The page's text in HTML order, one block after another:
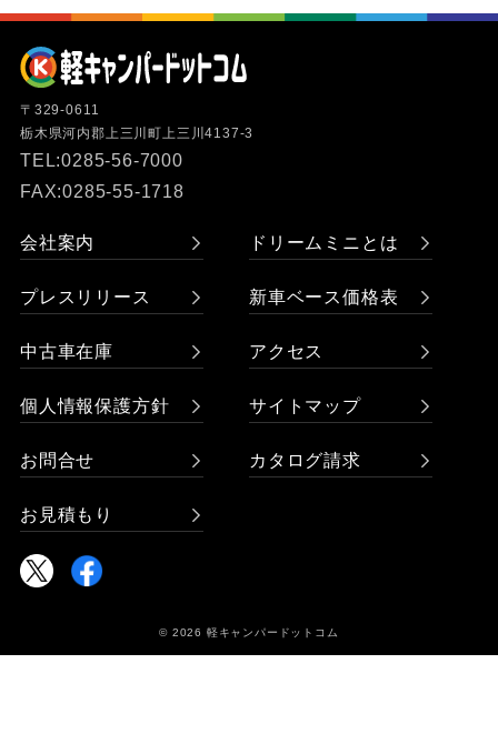
〒329-0611
栃木県河内郡上三川町上三川4137-3
TEL:0285-56-7000
FAX:0285-55-1718
会社案内 ドリームミニとは
プレスリリース 新車ベース価格表
中古車在庫 アクセス
個人情報保護方針 サイトマップ
お問合せ カタログ請求
お見積もり
© 2026 軽キャンパードットコム